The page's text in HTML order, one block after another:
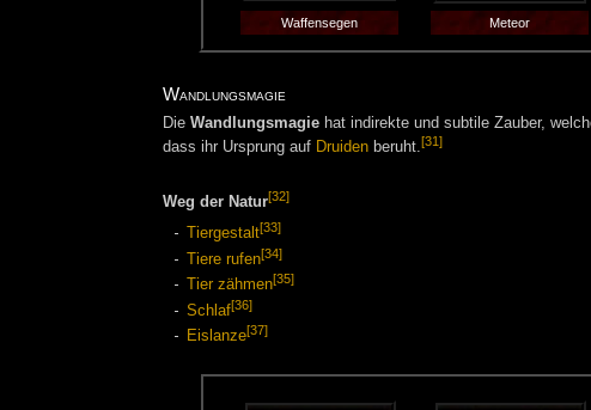
Waffensegen Meteor
Wandlungsmagie
Die Wandlungsmagiehat indirekte und subtile Zauber,
dass ihr Ursprung auf Druidenberuht.[31]
Weg der Natur[32]
Tiergestalt[33]
Tiere rufen[34]
Tier zähmen[35]
Schlaf[36]
Eislanze[37]